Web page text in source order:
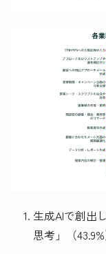
生成AIで創出
思考」（